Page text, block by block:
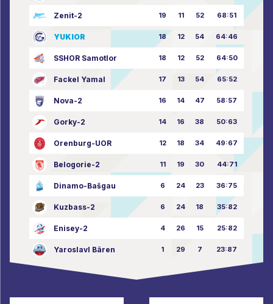
Zenit-2 19 11 52 68:51
YUKIOR 18 12 54 64:46
SSHOR Samotlor 18 12 52 64:50
Fackel Yamal 17 13 54 65:52
Nova-2 16 14 47 58:57
Gorky-2 14 16 38 50:63
Orenburg-UOR 12 18 34 49:67
Belogorie-2 11 19 30 44:71
Dinamo-Bašgau 6 24 23 36:75
Kuzbass-2 6 24 18 35:82
Enisey-2 4 26 15 25:82
Yaroslavl Bären 1 29 7 23:87